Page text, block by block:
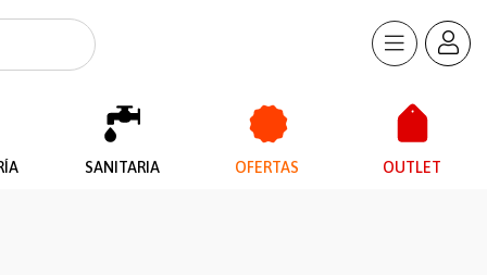
SANITARIA OFERTAS OUTLET